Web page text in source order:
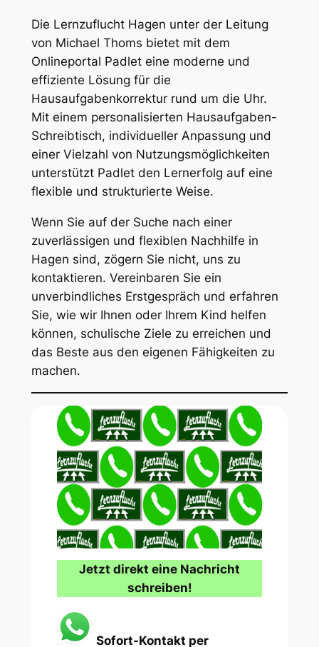
Die Lernzuflucht Hagen unter der Leitung
von Michael Thoms bietet mit dem
Onlineportal Padlet eine moderne und
effiziente Lösung für die
Hausaufgabenkorrektur rund um die Uhr.
Mit einem personalisierten Hausaufgaben-
Schreibtisch, individueller Anpassung und
einer Vielzahl von Nutzungsmöglichkeiten
unterstützt Padlet den Lernerfolg auf eine
flexible und strukturierte Weise.
Wenn Sie auf der Suche nach einer
zuverlässigen und flexiblen Nachhilfe in
Hagen sind, zögern Sie nicht, uns zu
kontaktieren. Vereinbaren Sie ein
unverbindliches Erstgespräch und erfahren
Sie, wie wir Ihnen oder Ihrem Kind helfen
können, schulische Ziele zu erreichen und
das Beste aus den eigenen Fähigkeiten zu
machen.
Jetzt direkt eine Nachricht
schreiben!
Sofort-Kontakt per